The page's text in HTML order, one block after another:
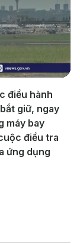
điều hành
giữ, ngay
máy bay
điều tra
ứng dụng